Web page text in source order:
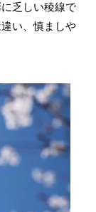
乏しい稜線で
い、慎ましや